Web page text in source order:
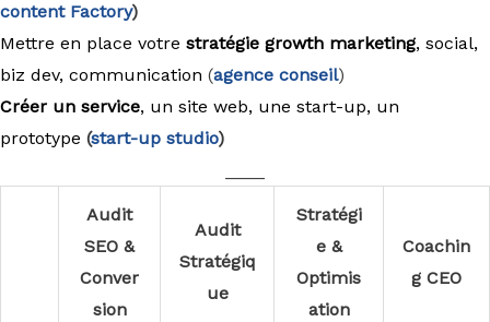
content Factory)
Mettre en place votre stratégie growth marketing, social,
biz dev, communication (agence conseil)
Créer un service, un site web, une start-up, un
prototype (start-up studio)
Audit
SEO &
Conver
sion
Audit
Stratégiq
ue
Stratégi
e &
Optimis
ation
Coachin
g CEO